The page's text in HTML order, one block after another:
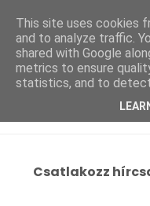
Csatlakozz
This site uses cookies
and to analyze traffic.
shared with Google
metrics to ensure
statistics, and to detect